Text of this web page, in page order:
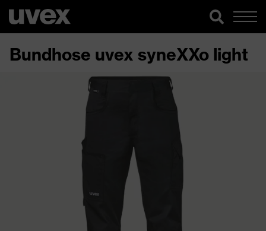
Bundhose uvex syneXXo light